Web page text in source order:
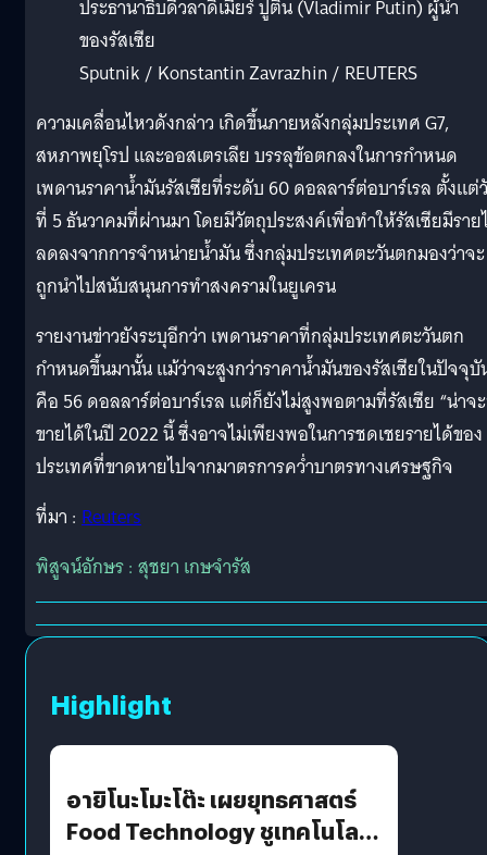
ประธานาธิบดีวลาดิเมียร์ ปูติน (Vladimir Putin) ผู้นำ
ของรัสเซีย
Sputnik / Konstantin Zavrazhin / REUTERS
ความเคลื่อนไหวดังกล่าว เกิดขึ้นภายหลังกลุ่มประเทศ G7,
สหภาพยุโรป และออสเตรเลีย บรรลุข้อตกลงในการกำหนด
เพดานราคาน้ำมันรัสเซียที่ระดับ 60 ดอลลาร์ต่อบาร์เรล ตั้งแต่
ที่ 5 ธันวาคมที่ผ่านมา โดยมีวัตถุประสงค์เพื่อทำให้รัสเซียมีราย
ลดลงจากการจำหน่ายน้ำมัน ซึ่งกลุ่มประเทศตะวันตกมองว่าจะ
ถูกนำไปสนับสนุนการทำสงครามในยูเครน
รายงานข่าวยังระบุอีกว่า เพดานราคาที่กลุ่มประเทศตะวันตก
กำหนดขึ้นมานั้น แม้ว่าจะสูงกว่าราคาน้ำมันของรัสเซียในปัจจุบั
คือ 56 ดอลลาร์ต่อบาร์เรล แต่ก็ยังไม่สูงพอตามที่รัสเซีย “น่าจ
ขายได้ในปี 2022 นี้ ซึ่งอาจไม่เพียงพอในการชดเชยรายได้ของ
ประเทศที่ขาดหายไปจากมาตรการคว่ำบาตรทางเศรษฐกิจ
ที่มา : Reuters
พิสูจน์อักษร : สุชยา เกษจำรัส
Highlight
อายิโนะโมะโต๊ะ เผยยุทธศาสตร์
Food Technology ชูเทคโนโลยี